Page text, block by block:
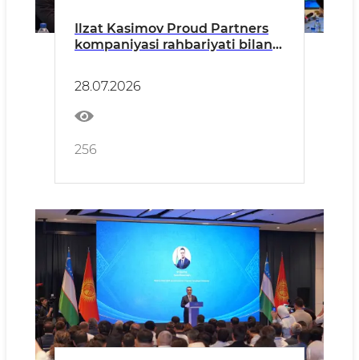
Ilzat Kasimov Proud Partners
kompaniyasi rahbariyati bilan
28.07.2026
256